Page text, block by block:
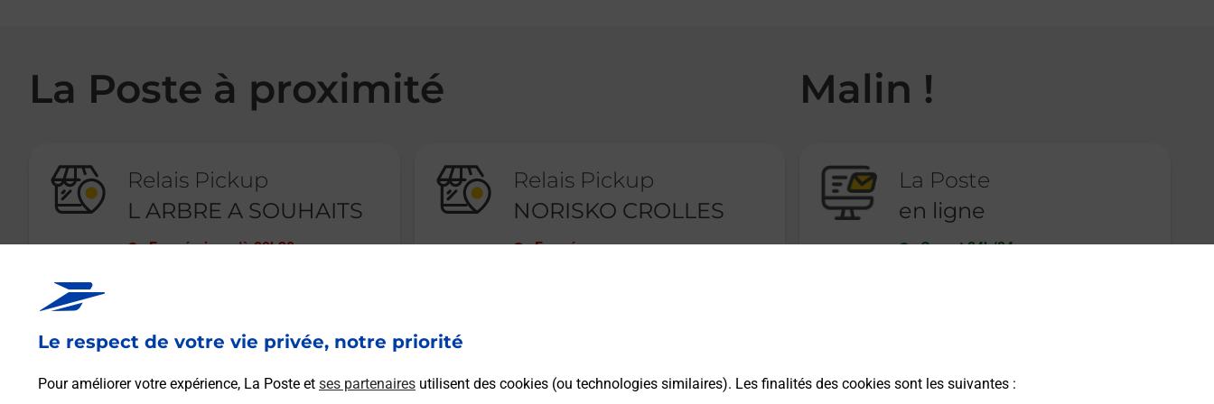
Le respect de votre vie privée, notre priorité
Pour améliorer votre expérience, La Poste et ses partenaires utilisent des cookies (ou technologies similaires). Les finalités des cookies sont les suivantes :
La Poste à proximité
Relais Pickup
L ARBRE A SOUHAITS
Fermé-jusqu'à 09h30
En savoir plus
Relais Pickup
NORISKO CROLLES
Fermé
Malin !
La Poste
en ligne
Ouvert 24h/24